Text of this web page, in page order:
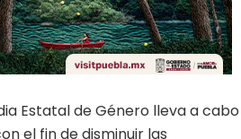
Estatal de Género lleva a cabo
el fin de disminuir las